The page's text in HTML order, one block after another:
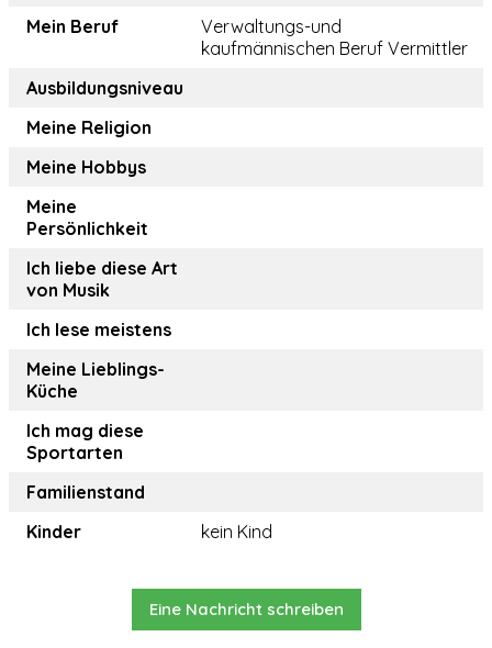
Mein Beruf
Verwaltungs-und
kaufmännischen Beruf Vermittler
Ausbildungsniveau
Meine Religion
Meine Hobbys
Meine
Persönlichkeit
Ich liebe diese Art
von Musik
Ich lese meistens
Meine Lieblings-
Küche
Ich mag diese
Sportarten
Familienstand
Kinder
kein Kind
Eine Nachricht schreiben